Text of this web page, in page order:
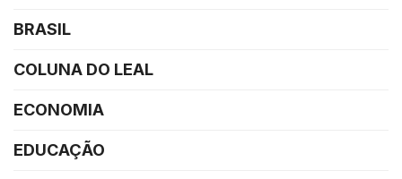
BRASIL
COLUNA DO LEAL
ECONOMIA
EDUCAÇÃO